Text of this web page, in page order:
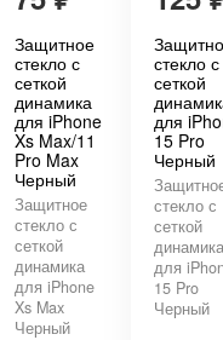
Защитное
стекло с
сеткой
динамика
для iPhone
Xs Max/11
Pro Max
Черный
Защитное
стекло с
сеткой
динамика
для iPhone
Xs Max
Черный
стекло с
сеткой
для
15 Pro
Черный
стекло с
сеткой
для
15 Pro
Черный